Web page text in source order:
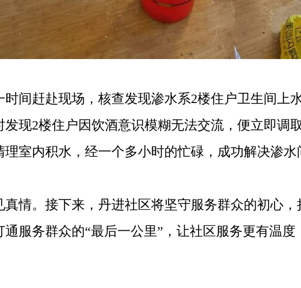
赶赴现场，核查发现渗水系2楼住户卫生间上
现2楼住户因饮酒意识模糊无法交流，便立即调
室内积水，经一个多小时的忙碌，成功解决渗水
。接下来，丹进社区将坚守服务群众的初心，
服务群众的“最后一公里”，让社区服务更有温度